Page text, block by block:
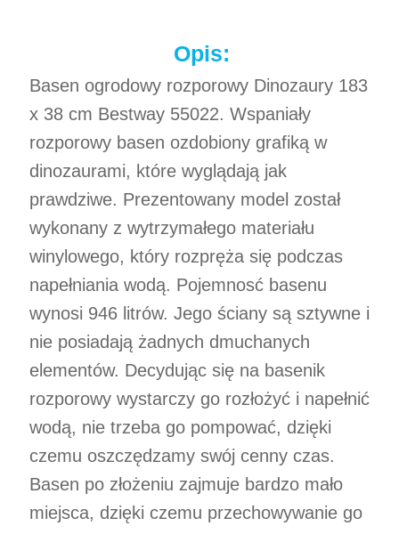
Opis:
Basen ogrodowy rozporowy Dinozaury 183
x 38 cm Bestway 55022. Wspaniały
rozporowy basen ozdobiony grafiką w
dinozaurami, które wyglądają jak
prawdziwe. Prezentowany model został
wykonany z wytrzymałego materiału
winylowego, który rozpręża się podczas
napełniania wodą. Pojemnosć basenu
wynosi 946 litrów. Jego ściany są sztywne i
nie posiadają żadnych dmuchanych
elementów. Decydując się na basenik
rozporowy wystarczy go rozłożyć i napełnić
wodą, nie trzeba go pompować, dzięki
czemu oszczędzamy swój cenny czas.
Basen po złożeniu zajmuje bardzo mało
miejsca, dzięki czemu przechowywanie go